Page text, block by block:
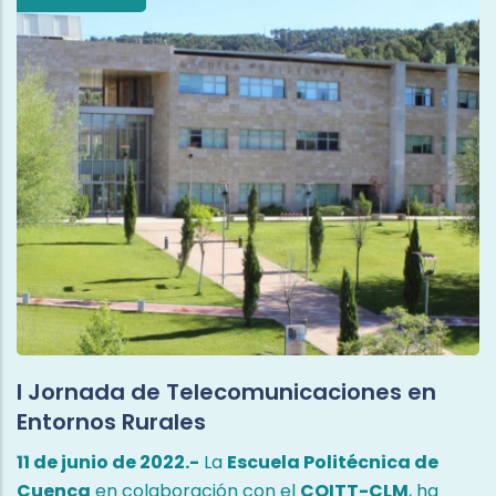
reales de ciudadanos y turistas, situados en el centro
de la acción pública, impulsando el fortalecimiento
de la industria TIC.
Saber más.
I Jornada de Telecomunicaciones en
Entornos Rurales
11 de junio de 2022.- La Escuela Politécnica de